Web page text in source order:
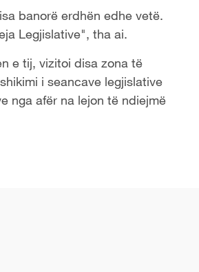
banorë erdhën edhe vetë.
Legjislative", tha ai.
e tij, vizitoi disa zona të
i seancave legjislative
nga afër na lejon të ndiejmë